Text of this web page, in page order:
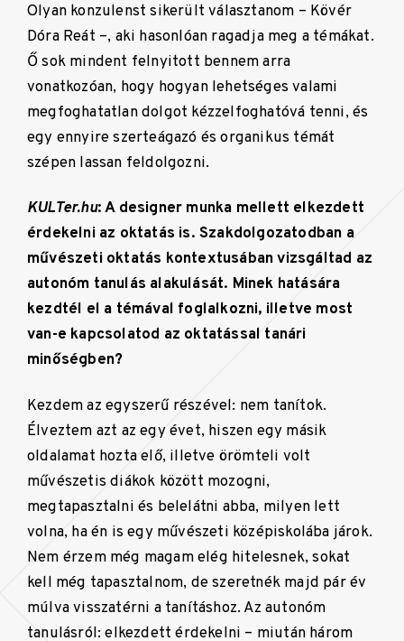
Olyan konzulenst sikerült választanom – Kövér
Dóra Reát –, aki hasonlóan ragadja meg a témákat.
Ő sok mindent felnyitott bennem arra
vonatkozóan, hogy hogyan lehetséges valami
megfoghatatlan dolgot kézzelfoghatóvá tenni, és
egy ennyire szerteágazó és organikus témát
szépen lassan feldolgozni.
KULTer.hu: A designer munka mellett elkezdett
érdekelni az oktatás is. Szakdolgozatodban a
művészeti oktatás kontextusában vizsgáltad az
autonóm tanulás alakulását. Minek hatására
kezdtél el a témával foglalkozni, illetve most
van-e kapcsolatod az oktatással tanári
minőségben?
Kezdem az egyszerű részével: nem tanítok.
Élveztem azt az egy évet, hiszen egy másik
oldalamat hozta elő, illetve örömteli volt
művészetis diákok között mozogni,
megtapasztalni és belelátni abba, milyen lett
volna, ha én is egy művészeti középiskolába járok.
Nem érzem még magam elég hitelesnek, sokat
kell még tapasztalnom, de szeretnék majd pár év
múlva visszatérni a tanításhoz. Az autonóm
tanulásról: elkezdett érdekelni – miután három